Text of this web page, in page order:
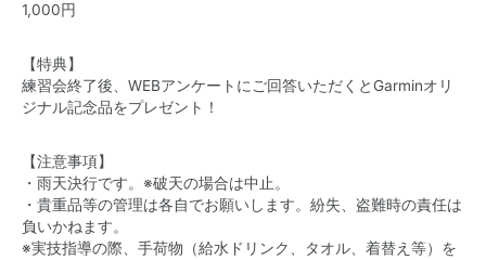
1,000円
【特典】
練習会終了後、WEBアンケートにご回答いただくとGarminオリ
ジナル記念品をプレゼント！
【注意事項】
・雨天決行です。※破天の場合は中止。
・貴重品等の管理は各自でお願いします。紛失、盗難時の責任は
負いかねます。
※実技指導の際、手荷物（給水ドリンク、タオル、着替え等）を